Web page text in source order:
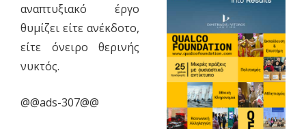
αναπτυξιακό έργο
θυμίζει είτε ανέκδοτο,
είτε όνειρο θερινής
νυκτός.
@@ads-307@@